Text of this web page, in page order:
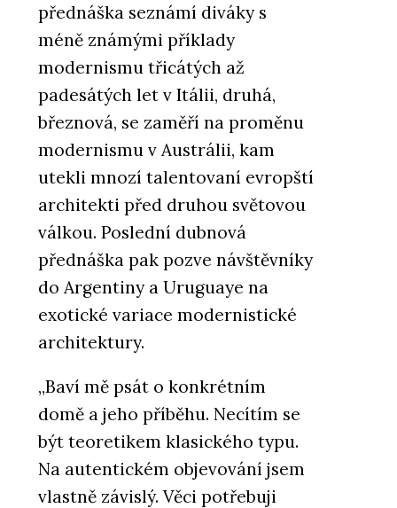
přednáška seznámí diváky s
méně známými příklady
modernismu třicátých až
padesátých let v Itálii, druhá,
březnová, se zaměří na proměnu
modernismu v Austrálii, kam
utekli mnozí talentovaní evropští
architekti před druhou světovou
válkou. Poslední dubnová
přednáška pak pozve návštěvníky
do Argentiny a Uruguaye na
exotické variace modernistické
architektury.
„Baví mě psát o konkrétním
domě a jeho příběhu. Necítím se
být teoretikem klasického typu.
Na autentickém objevování jsem
vlastně závislý. Věci potřebuji